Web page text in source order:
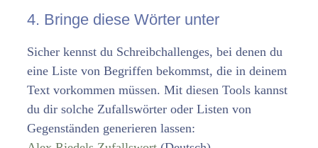
4. Bringe diese Wörter unter
Sicher kennst du Schreibchallenges, bei denen du
eine Liste von Begriffen bekommst, die in deinem
Text vorkommen müssen. Mit diesen Tools kannst
du dir solche Zufallswörter oder Listen von
Gegenständen generieren lassen: